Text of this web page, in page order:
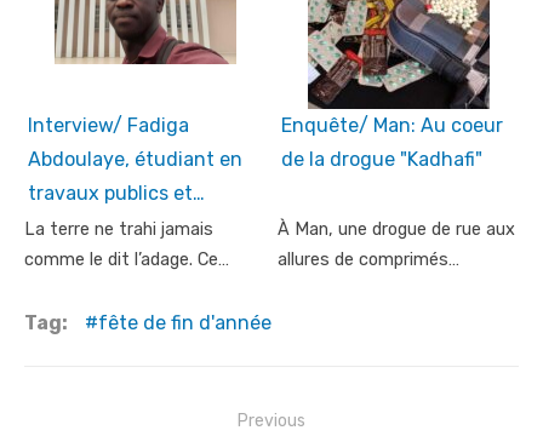
Interview/ Fadiga
Abdoulaye, étudiant en
travaux publics et…
La terre ne trahi jamais
comme le dit l’adage. Ce…
Enquête/ Man: Au coeur
de la drogue "Kadhafi"
À Man, une drogue de rue aux
allures de comprimés…
Tag: fête de fin d'année
Previous